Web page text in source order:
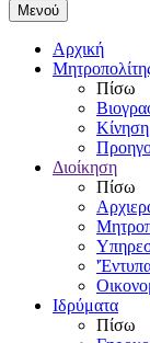
Μενού
Αρχική
Πίσω
Διοίκηση
Πίσω
Ιδρύματα
Πίσω